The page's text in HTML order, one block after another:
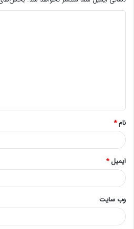
بنابراین می توانید بخوبی صدا را
برای خرید محصولات و دیدن سایت
برای عضویت در کانال تلگرام دوبرکا از
نام*
ایمیل*
وب‌ سایت